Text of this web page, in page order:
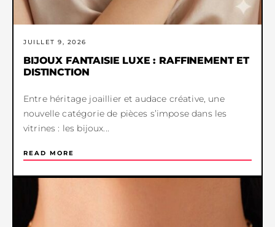
JUILLET 9, 2026
BIJOUX FANTAISIE LUXE : RAFFINEMENT ET
DISTINCTION
Entre héritage joaillier et audace créative, une
nouvelle catégorie de pièces s’impose dans les
vitrines : les bijoux...
READ MORE